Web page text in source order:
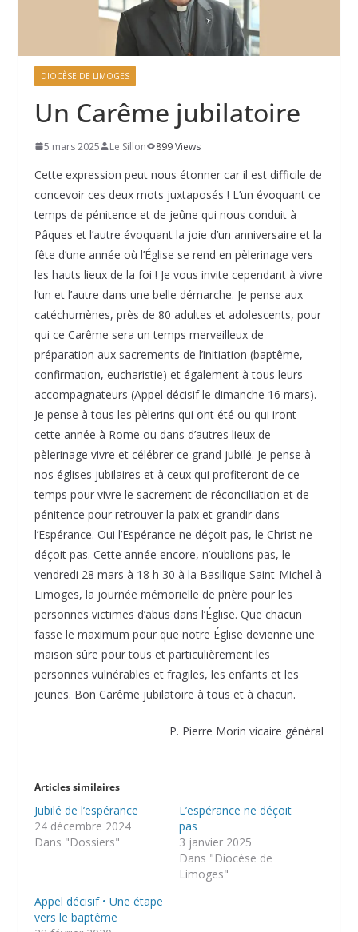
DIOCÈSE DE LIMOGES
Un Carême jubilatoire
5 mars 2025 Le Sillon 899 Views
Cette expression peut nous étonner car il est difficile de
concevoir ces deux mots juxtaposés ! L’un évoquant ce
temps de pénitence et de jeûne qui nous conduit à
Pâques et l’autre évoquant la joie d’un anniversaire et la
fête d’une année où l’Église se rend en pèlerinage vers
les hauts lieux de la foi ! Je vous invite cependant à vivre
l’un et l’autre dans une belle démarche. Je pense aux
catéchumènes, près de 80 adultes et adolescents, pour
qui ce Carême sera un temps merveilleux de
préparation aux sacrements de l’initiation (baptême,
confirmation, eucharistie) et également à tous leurs
accompagnateurs (Appel décisif le dimanche 16 mars).
Je pense à tous les pèlerins qui ont été ou qui iront
cette année à Rome ou dans d’autres lieux de
pèlerinage vivre et célébrer ce grand jubilé. Je pense à
nos églises jubilaires et à ceux qui profiteront de ce
temps pour vivre le sacrement de réconciliation et de
pénitence pour retrouver la paix et grandir dans
l’Espérance. Oui l’Espérance ne déçoit pas, le Christ ne
déçoit pas. Cette année encore, n’oublions pas, le
vendredi 28 mars à 18 h 30 à la Basilique Saint-Michel à
Limoges, la journée mémorielle de prière pour les
personnes victimes d’abus dans l’Église. Que chacun
fasse le maximum pour que notre Église devienne une
maison sûre pour tous et particulièrement les
personnes vulnérables et fragiles, les enfants et les
jeunes. Bon Carême jubilatoire à tous et à chacun.
P. Pierre Morin vicaire général
Articles similaires
Jubilé de l’espérance
24 décembre 2024
Dans "Dossiers"
L’espérance ne déçoit
pas
3 janvier 2025
Dans "Diocèse de
Limoges"
Appel décisif • Une étape
vers le baptême